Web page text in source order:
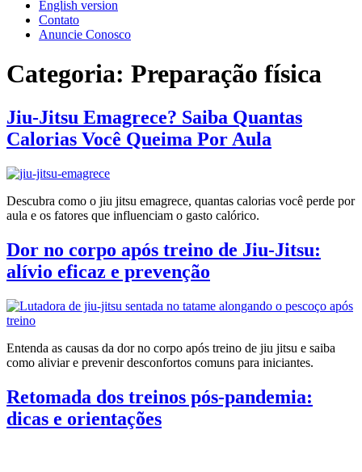
English version
Contato
Anuncie Conosco
Categoria: Preparação física
Jiu-Jitsu Emagrece? Saiba Quantas
Calorias Você Queima Por Aula
Descubra como o jiu jitsu emagrece, quantas calorias você perde por
aula e os fatores que influenciam o gasto calórico.
Dor no corpo após treino de Jiu-Jitsu:
alívio eficaz e prevenção
Entenda as causas da dor no corpo após treino de jiu jitsu e saiba
como aliviar e prevenir desconfortos comuns para iniciantes.
Retomada dos treinos pós-pandemia:
dicas e orientações